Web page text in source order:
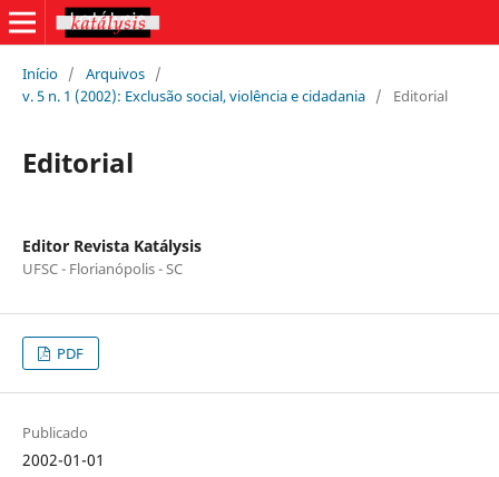
Início / Arquivos /
v. 5 n. 1 (2002): Exclusão social, violência e cidadania / Editorial
Editorial
Editor Revista Katálysis
UFSC - Florianópolis - SC
PDF
Publicado
2002-01-01